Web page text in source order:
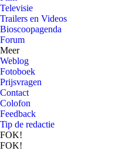
Televisie
Trailers en Videos
Bioscoopagenda
Forum
Meer
Weblog
Fotoboek
Prijsvragen
Contact
Colofon
Feedback
Tip de redactie
FOK!
FOK!